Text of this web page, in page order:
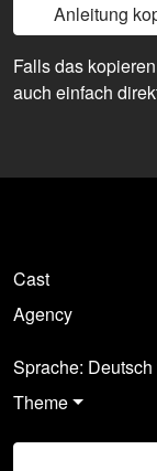
Anleitung
Falls das
auch einfach
Cast
Agency
Sprache: Deutsch
Theme